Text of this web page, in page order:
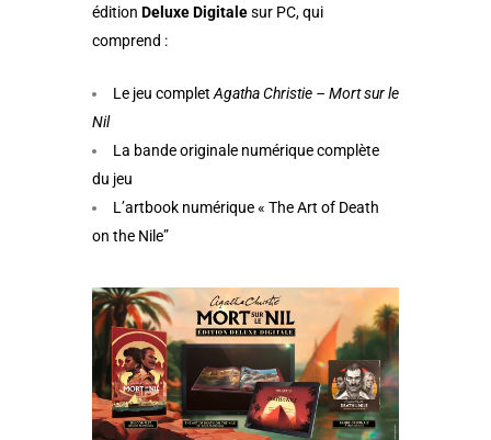
édition Deluxe Digitalesur PC, qui
comprend :
Le jeu complet Agatha Christie – Mort sur le
Nil
La bande originale numérique complète
du jeu
L’artbook numérique « The Art of Death
on the Nile”